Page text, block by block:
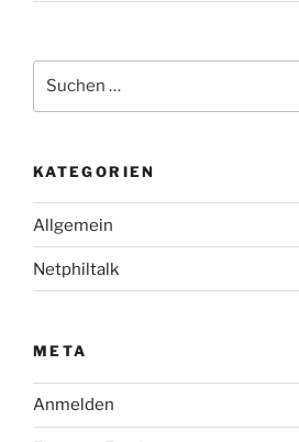
nach:
KATEGORIEN
Allgemein
Netphiltalk
META
Anmelden